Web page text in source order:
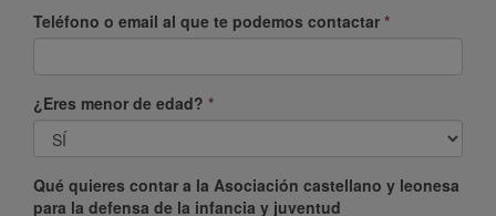
Teléfono o email al que te podemos contactar *
¿Eres menor de edad? *
Qué quieres contar a la Asociación castellano y leonesa
para la defensa de la infancia y juventud